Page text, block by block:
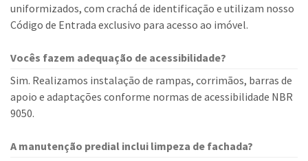
uniformizados, com crachá de identificação e utilizam nosso
Código de Entrada exclusivo para acesso ao imóvel.
Vocês fazem adequação de acessibilidade?
Sim. Realizamos instalação de rampas, corrimãos, barras de
apoio e adaptações conforme normas de acessibilidade NBR
9050.
A manutenção predial inclui limpeza de fachada?